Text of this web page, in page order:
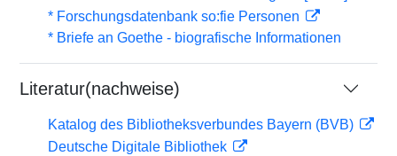
* Forschungsdatenbank so:fie Personen
* Briefe an Goethe - biografische Informationen
Literatur(nachweise)
Katalog des Bibliotheksverbundes Bayern (BVB)
Deutsche Digitale Bibliothek